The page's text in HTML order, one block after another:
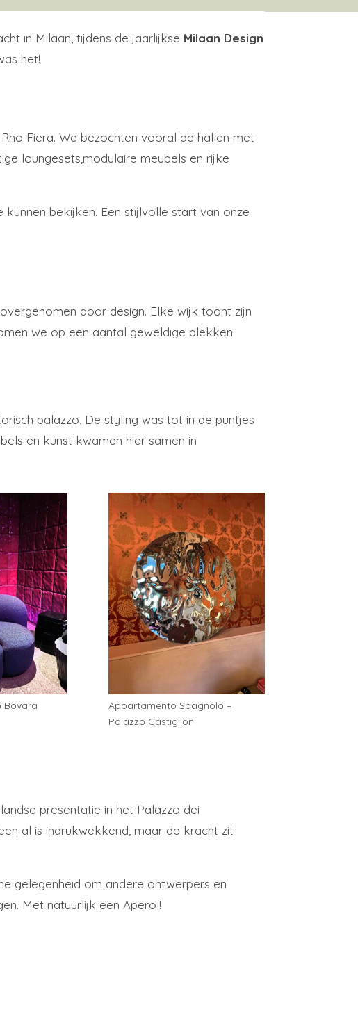
in Milaan, tijdens de jaarlijkse Milaan Design
het!
Fiera. We bezochten vooral de hallen met
loungesets,modulaire meubels en rijke
bekijken. Een stijlvolle start van onze
door design. Elke wijk toont zijn
we op een aantal geweldige plekken
palazzo. De styling was tot in de puntjes
en kunst kwamen hier samen in
Bovara
Appartamento Spagnolo –
Palazzo Castiglioni
presentatie in het Palazzo dei
al is indrukwekkend, maar de kracht zit
gelegenheid om andere ontwerpers en
Met natuurlijk een Aperol!